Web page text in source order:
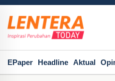
EPaper Headline Aktual